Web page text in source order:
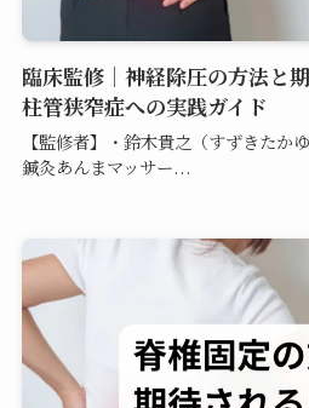
臨床監修｜神経除圧の方法と
柱管狭窄症への実践ガイド
【監修者】・鈴木貴之（すずきたか
鍼灸あんまマッサー...